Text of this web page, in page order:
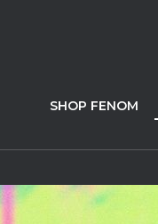
SHOP FENOM